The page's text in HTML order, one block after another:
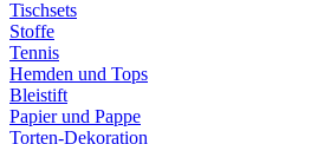
Tischsets
Stoffe
Tennis
Hemden und Tops
Bleistift
Papier und Pappe
Torten-Dekoration